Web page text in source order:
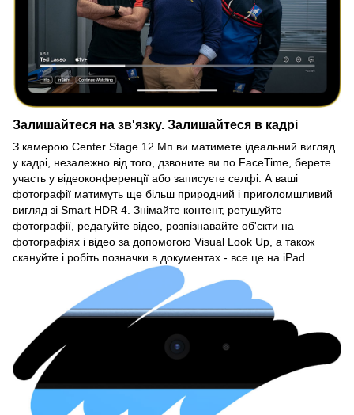
Залишайтеся на зв'язку. Залишайтеся в кадрі
З камерою Center Stage 12 Мп ви матимете ідеальний вигляд
у кадрі, незалежно від того, дзвоните ви по FaceTime, берете
участь у відеоконференції або записуєте селфі. А ваші
фотографії матимуть ще більш природний і приголомшливий
вигляд зі Smart HDR 4. Знімайте контент, ретушуйте
фотографії, редагуйте відео, розпізнавайте об'єкти на
фотографіях і відео за допомогою Visual Look Up, а також
скануйте і робіть позначки в документах - все це на iPad.